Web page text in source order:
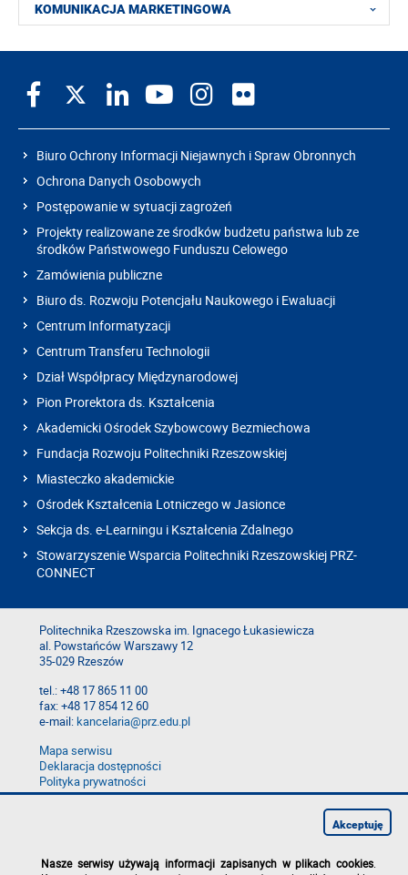
KOMUNIKACJA MARKETINGOWA
Biuro Ochrony Informacji Niejawnych i Spraw Obronnych
Ochrona Danych Osobowych
Postępowanie w sytuacji zagrożeń
Projekty realizowane ze środków budżetu państwa lub ze
środków Państwowego Funduszu Celowego
Zamówienia publiczne
Biuro ds. Rozwoju Potencjału Naukowego i Ewaluacji
Centrum Informatyzacji
Centrum Transferu Technologii
Dział Współpracy Międzynarodowej
Pion Prorektora ds. Kształcenia
Akademicki Ośrodek Szybowcowy Bezmiechowa
Fundacja Rozwoju Politechniki Rzeszowskiej
Miasteczko akademickie
Ośrodek Kształcenia Lotniczego w Jasionce
Sekcja ds. e-Learningu i Kształcenia Zdalnego
Stowarzyszenie Wsparcia Politechniki Rzeszowskiej PRZ-
CONNECT
Politechnika Rzeszowska im. Ignacego Łukasiewicza
al. Powstańców Warszawy 12
35-029 Rzeszów
tel.: +48 17 865 11 00
fax: +48 17 854 12 60
e-mail:kancelaria@prz.edu.pl
Mapa serwisu
Deklaracja dostępności
Polityka prywatności
Zgłoś błąd na stronie
Nasze serwisy używają informacji zapisanych w plikach cookies
Akceptuję